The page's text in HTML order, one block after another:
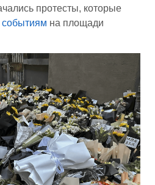
протесты, которые
событиям на площади